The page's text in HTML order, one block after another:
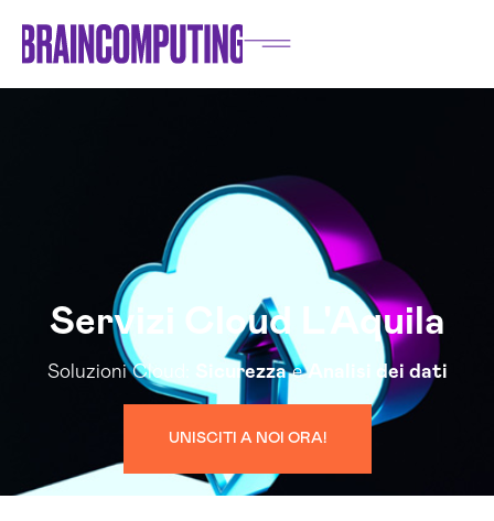
Servizi Cloud L'Aquila
Soluzioni Cloud: SicurezzaeAnalisi dei dati
UNISCITI A NOI ORA!